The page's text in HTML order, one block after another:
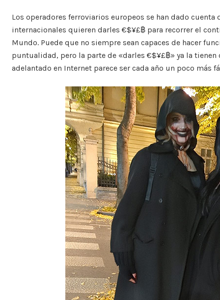
Los operadores ferroviarios europeos se han dado
internacionales quieren darles €$¥£฿ para recorrer el
Mundo. Puede que no siempre sean capaces de hacer
puntualidad, pero la parte de «darles €$¥£฿» ya la
adelantado en Internet parece ser cada año un poco más